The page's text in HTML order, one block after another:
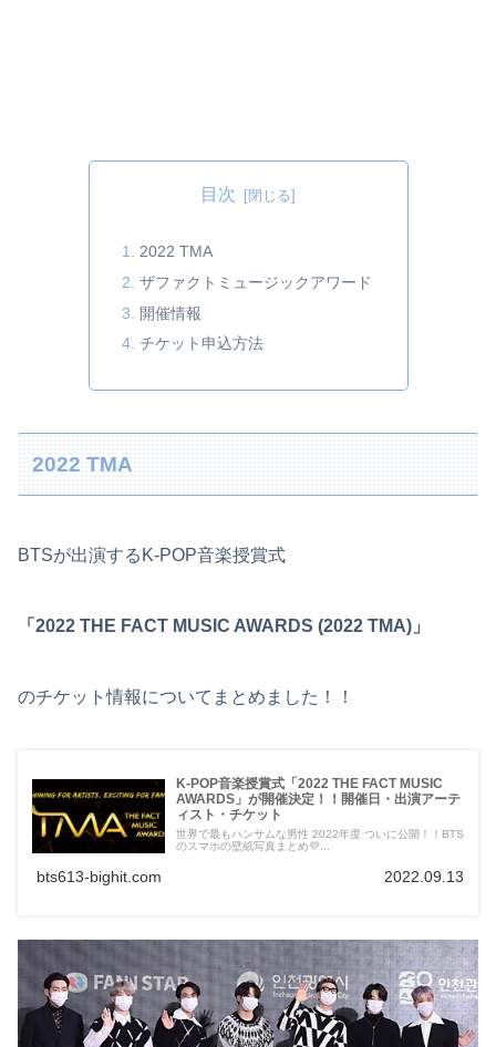
目次
2022 TMA
ザファクトミュージックアワード
開催情報
チケット申込方法
2022 TMA
BTSが出演するK-POP音楽授賞式
「2022 THE FACT MUSIC AWARDS (2022 TMA)」
のチケット情報についてまとめました！！
K-POP音楽授賞式「2022 THE FACT MUSIC
AWARDS」が開催決定！！開催日・出演アーテ
ィスト・チケット
世界で最もハンサムな男性 2022年度 ついに公開！！BTS
のスマホの壁紙写真まとめ💜...
bts613-bighit.com 2022.09.13